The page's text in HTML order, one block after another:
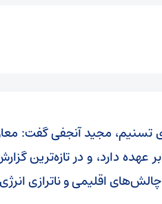
عهده دارد، و در تازه‌ترین
اقلیمی و ناترازی انرژی